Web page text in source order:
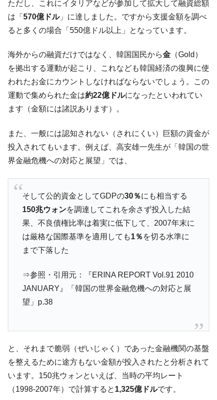
『Money1』
韓国政府「2035年までに18.4GW規模のAIデ
ータセンター整備」⇒ だから無理だってば。
ほぼ終わった」
『Money1』
韓国『国民年金公団』株価暴落で200兆蒸
発。
『Money1』
韓国政府「ニセＫ-ブランドを通報しようキ
ャンペーン」⇒ あの名物教授も登場！
ぎ」では。
『Money1』
韓国鉄鋼最大手『POSCO』ズブズブ沈む。
営業利益80.2％も減少
にぶん殴る法案」提出！⇒ クーパン問題は合衆国企業に対
する差別。許してはおかぬ
『Money1』
韓国ボンクラ政策室長･金容範、株価暴落に
他人事のような発言。
『Money1』
韓国半導体『SKハイニックス』2026年2Qの
業績「史上最高益」当期純利益は前年同期比13.4倍に。
塊！
Fact1
夏の甲子園、優勝校を最も多く輩出している都道
府県とは？
Fact1
全て勝つといくら？ 競馬GI競走で勝利騎手がもら
える賞金とは？
Fact1 平成仮面ライダーの意外すぎるモチーフとは？
Fact1
発表から2日で大崩壊、鳴かず飛ばずに終わりそう
ただし、これにイタリアなどが参加して拡大して融資総額
は「 570億ドル」に達しました。ですから支援金額を調べ
ると多くの場合「550億ドル以上」となっています。
海外からの融資だけではなく、韓国国民から金 （Gold）
を拠出する運動が起こり、これなども韓国経済の復興に使
われたお金にカウントしなければならないでしょう。この
運動で集められた金は約22億ドルになったといわれてい
ます（金額には諸説あります）。
また、一般には認知されない（されにくい）巨額の資金が
投入されてもいます。例えば、高安雄一先生が「韓国の世
界金融危機への対応と展望」では、
そして公的資金としてGDPの30％にも相当する
150兆ウォンを調達してこれを余さず投入した結
果、不良債権比率は着実に低下して、2007年末に
は厳格な国際基準を適用しても1％ を切る水準に
まで下落した
⇒参照・引用元：『ERINA REPORT Vol.91 2010
JANUARY』「韓国の世界金融危機への対応と展
望」p.38
と、それまで脆弱（ぜいじゃく）であった金融機関の基盤
を整えるために途方もない金額が投入されたと分析されて
います。150兆ウォンといえば、当時の平均レート
（1998-2007年）で計算すると 1,325億ドルです。